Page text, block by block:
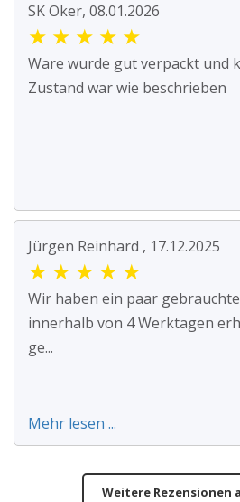
SK Oker, 08.01.2026
★ ★ ★ ★ ★
Ware wurde gut verpackt und
Zustand war wie beschrieben
Jürgen Reinhard , 17.12.2025
★ ★ ★ ★ ★
Wir haben ein paar
innerhalb von 4 Werktagen
ge...
Mehr lesen ...
Weitere Rezensionen